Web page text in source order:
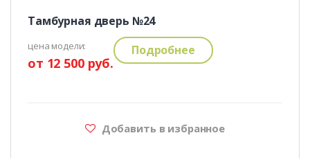
Тамбурная дверь №24
цена модели:
от 12 500 руб.
Подробнее
Добавить в избранное